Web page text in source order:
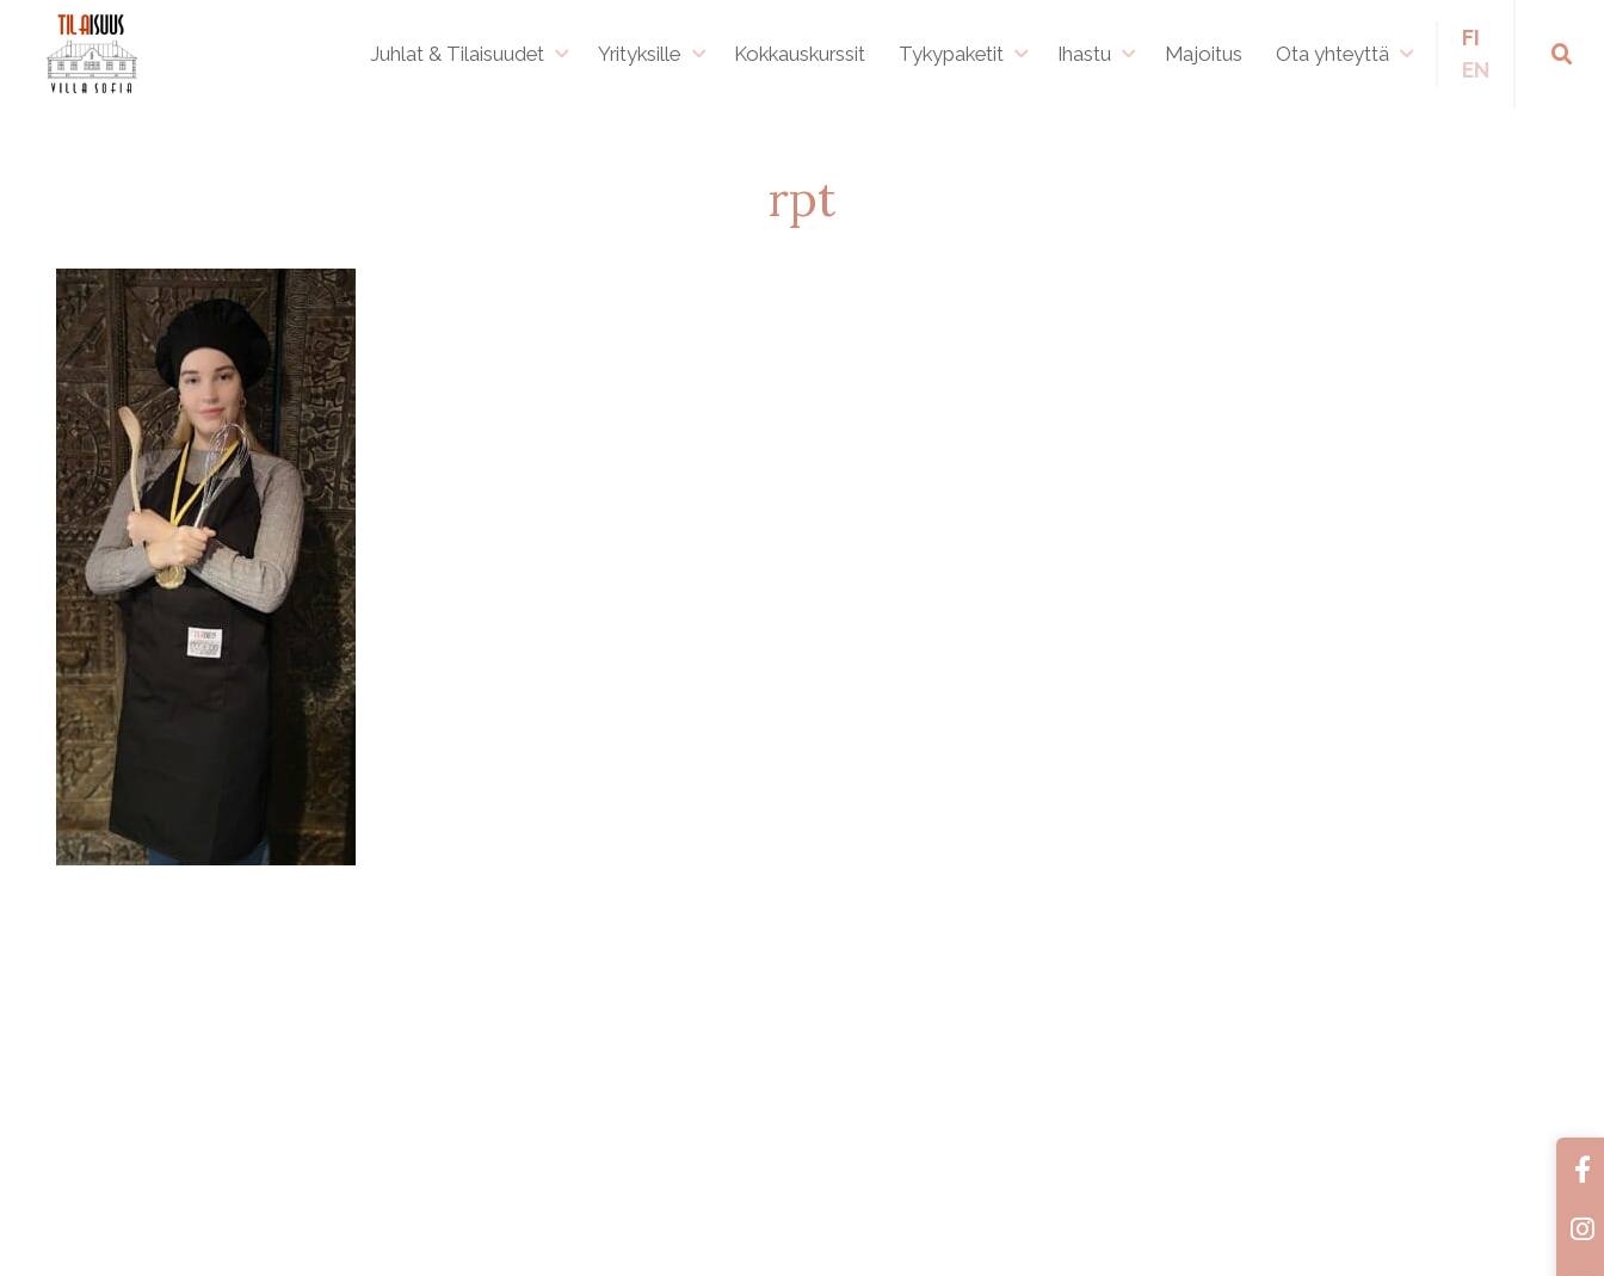
Juhlat & Tilaisuudet Yrityksille Kokkauskurssit Tykypaketit Ihastu Majoitus Ota yhteyttä
FI
EN
rpt